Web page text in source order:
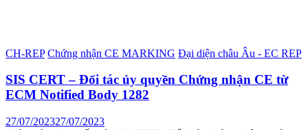
CH-REP Chứng nhận CE MARKING Đại diện châu Âu - EC REP
SIS CERT – Đối tác ủy quyền Chứng nhận CE từ
ECM Notified Body 1282
27/07/202327/07/2023